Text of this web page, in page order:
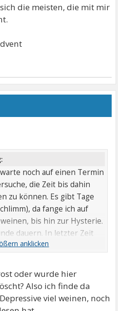
die meisten, die mit mir
noch auf einen Termin
die Zeit bis dahin
zu können. Es gibt Tage
da fange ich auf
bis hin zur Hysterie.
dauern. In letzter Zeit
Abend schlecht. Ich
und obwohl ich
Mensch bin mittlerweile
Ich wurde vor etwa 7
zusätzlich starke
oder wurde hier
Also ich finde da
viel weinen, noch